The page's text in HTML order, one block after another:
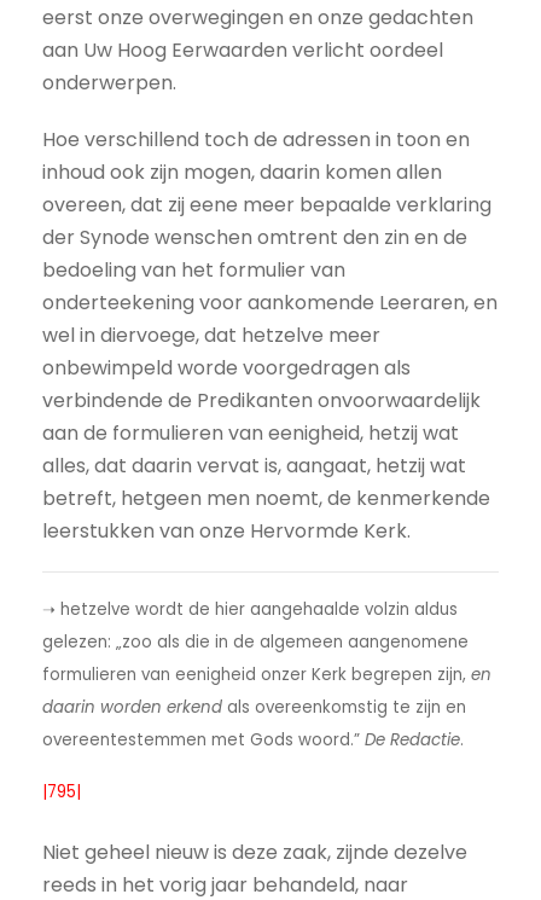
eerst onze overwegingen en onze gedachten
aan Uw Hoog Eerwaarden verlicht oordeel
onderwerpen.
Hoe verschillend toch de adressen in toon en
inhoud ook zijn mogen, daarin komen allen
overeen, dat zij eene meer bepaalde verklaring
der Synode wenschen omtrent den zin en de
bedoeling van het formulier van
onderteekening voor aankomende Leeraren, en
wel in diervoege, dat hetzelve meer
onbewimpeld worde voorgedragen als
verbindende de Predikanten onvoorwaardelijk
aan de formulieren van eenigheid, hetzij wat
alles, dat daarin vervat is, aangaat, hetzij wat
betreft, hetgeen men noemt, de kenmerkende
leerstukken van onze Hervormde Kerk.
➝ hetzelve wordt de hier aangehaalde volzin aldus
gelezen: „zoo als die in de algemeen aangenomene
formulieren van eenigheid onzer Kerk begrepen zijn, en
daarin worden erkend als overeenkomstig te zijn en
overeentestemmen met Gods woord.” De Redactie.
|795|
Niet geheel nieuw is deze zaak, zijnde dezelve
reeds in het vorig jaar behandeld, naar